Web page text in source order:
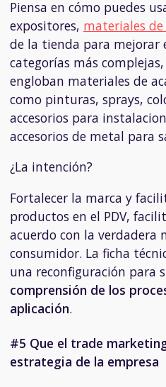
Piensa en cómo puedes
expositores, materiales de
de la tienda para mejorar
categorías más
engloban materiales de
como pinturas, sprays,
accesorios para
accesorios de metal para
¿La intención?
Fortalecer la marca y
productos en el PDV,
acuerdo con la verdadera
consumidor. La ficha
una reconfiguración para
comprensión de los
aplicación.
#5 Que el trade
estrategia de la empresa